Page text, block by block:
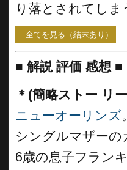
り落とされてしま
...全てを見る（結末あり）
■ 解説 評価 感想 ■
＊(簡略ストー リ
ニューオーリンズ。
シングルマザーの
6歳の息子フラン